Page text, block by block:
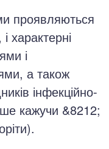
проявляються
характерні
і
а також
інфекційно-
кажучи &8212;